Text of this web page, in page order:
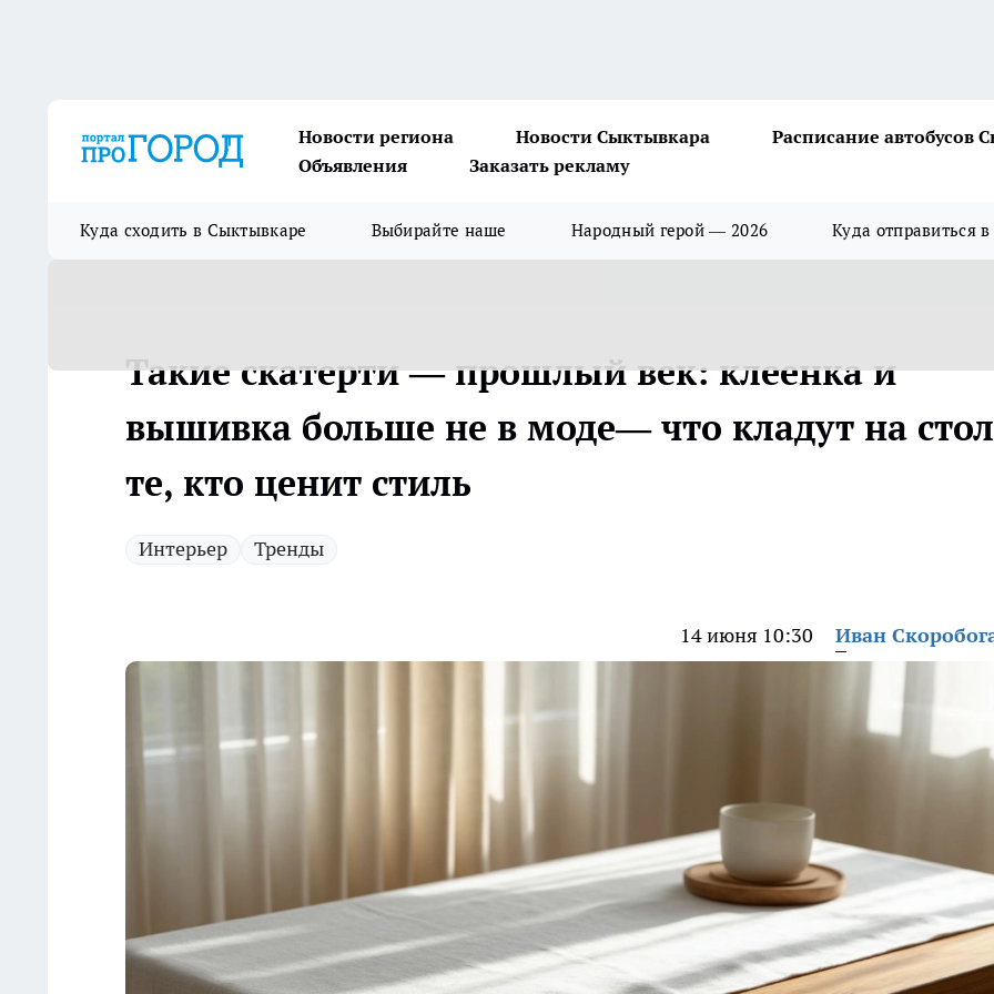
Новости региона Новости Сыктывкара
Расписание автобусов
Объявления
Заказать рекламу
Куда сходить в Сыктывкаре Выбирайте наше Народный герой — 2026 Куда отправиться в
Такие скатерти — прошлый век: клеенка и
вышивка больше не в моде— что кладут на стол
те, кто ценит стиль
Интерьер Тренды
14 июня 10:30 Иван